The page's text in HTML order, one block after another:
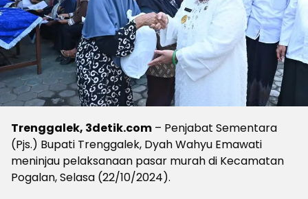
Trenggalek, 3detik.com – Penjabat Sementara
(Pjs.) Bupati Trenggalek, Dyah Wahyu Emawati
meninjau pelaksanaan pasar murah di Kecamatan
Pogalan, Selasa (22/10/2024).